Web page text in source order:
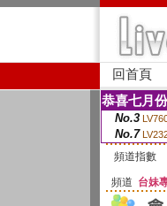
回首頁
恭喜七月
No.3
No.7
頻道指數
頻道 台妹